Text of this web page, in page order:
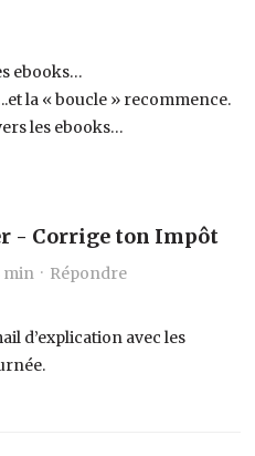
ebooks…
la « boucle » recommence.
les ebooks…
- Corrige ton Impôt
min · Répondre
d’explication avec les